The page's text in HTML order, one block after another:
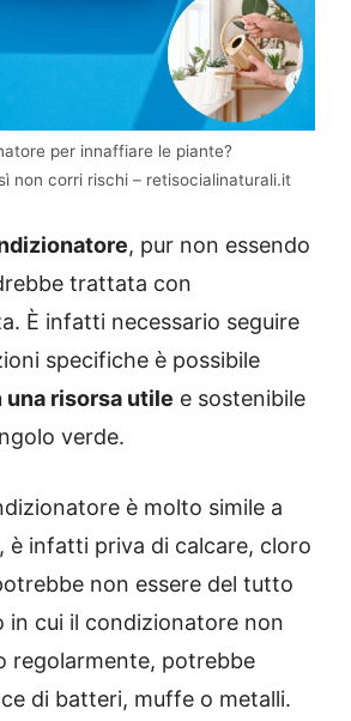
per innaffiare le piante?
non corri rischi – retisocialinaturali.it
, pur non essendo
trattata con
È infatti necessario seguire
specifiche è possibile
risorsa utile e sostenibile
verde.
è molto simile a
è infatti priva di calcare, cloro
non essere del tutto
in cui il condizionatore non
regolarmente, potrebbe
di batteri, muffe o metalli.